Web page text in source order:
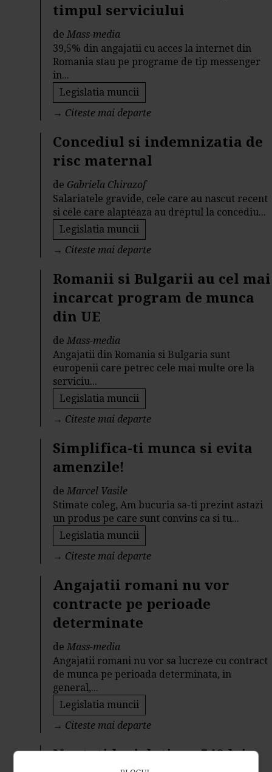
timpul serviciului
deMass-media
39,5% din angajatii cu acces la internet din
Romania stau pe programe de tip messenger
in...
Legislatia muncii
→ Citeste mai departe
Concediul si indemnizatia de
risc maternal
de Gabriela Chirazof
Salariatele gravide, cele care au nascut recent
si cele care alapteaza au dreptul la concediu...
Legislatia muncii
→ Citeste mai departe
Romanii si Bulgarii au cel mai
incarcat program de munca
din UE
deMass-media
Angajatii din Romania si Bulgaria sunt
europenii care petrec cele mai multe ore la
serviciu...
Legislatia muncii
→ Citeste mai departe
Simplifica-ti munca si evita
amenzile!
deMarcel Vasile
Stimate coleg, Am bucuria sa-ti prezint astazi
un produs pe care sunt convins ca si tu...
Legislatia muncii
→ Citeste mai departe
Angajatii romani nu vor
contracte pe perioade
determinate
deMass-media
Angajatii romani nu vor sa lucreze cu contract
de munca pe perioada determinata, in
general,...
Legislatia muncii
→ Citeste mai departe
Noutati legislative - 540 lei